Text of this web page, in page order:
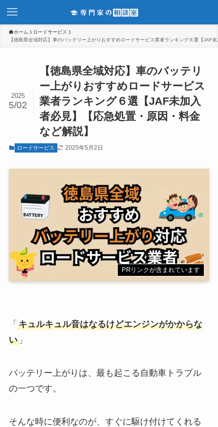
ホーム
ロードサービス
【徳島県全域対応】車のバッテリー上がりおすすめロードサービス業者ランキング６選【JAF
【徳島県全域対応】車のバッテリ
ー上がりおすすめロードサービス
業者ランキング６選【JAF未加入
者必見】【応急処置・原因・料金
など解説】
2025
5/02
ロードサービス 2025年5月2日
PRリンクが含まれています
「 キュルキュル音はなるけどエンジンがかからな
い」
バッテリー上がりは、最も起こる自動車トラブル
の一つです。
そんな時に便利なのが、すぐに駆け付けてくれる